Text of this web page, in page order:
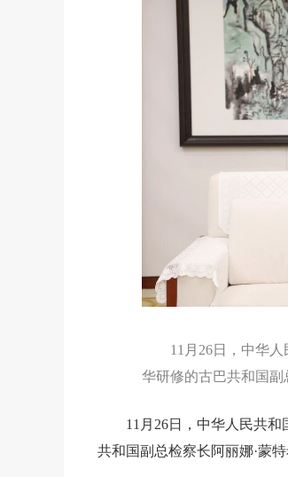
11月26日，中华
华研修的古巴共和国副
11月26日，中华人民共
共和国副总检察长阿丽娜·蒙特